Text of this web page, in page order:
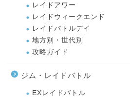
レイドアワー
レイドウィークエンド
レイドバトルデイ
地方別・世代別
攻略ガイド
ジム・レイドバトル
EXレイドバトル